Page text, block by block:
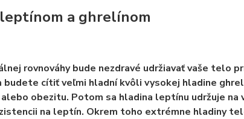
a ghrelínom
rovnováhybude nezdravé udržiavať vaše telo
cítiť veľmi hladní kvôli vysokej hladine
obezitu. Potom sa hladina leptínu udržuje na
na leptín. Okrem toho extrémne hladiny